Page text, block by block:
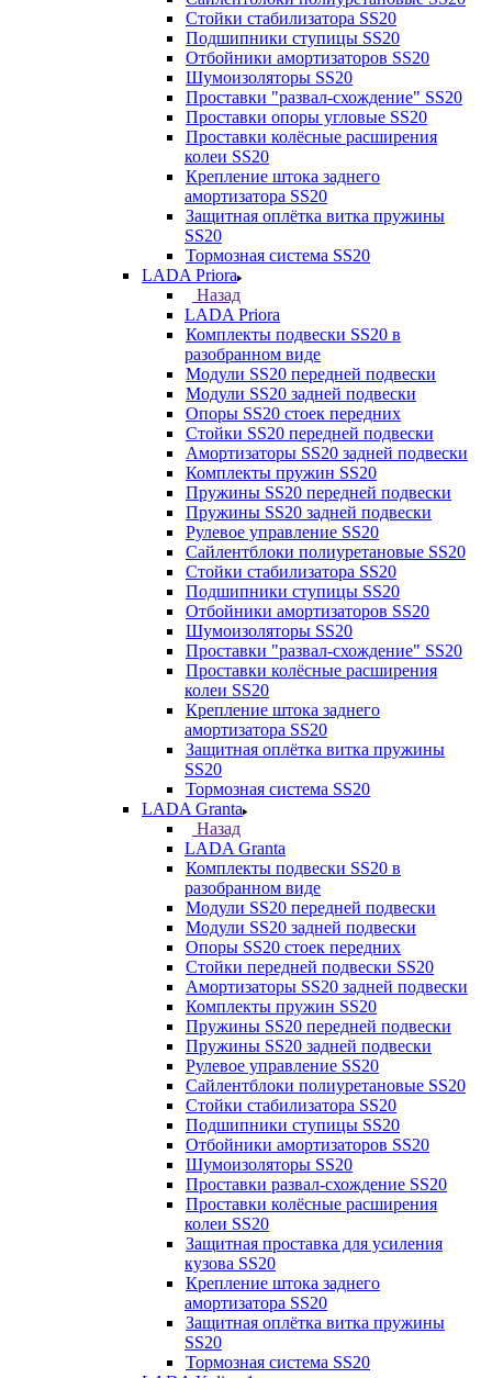
Стойки стабилизатора SS20
Подшипники ступицы SS20
Отбойники амортизаторов SS20
Шумоизоляторы SS20
Проставки "развал-схождение" SS20
Проставки опоры угловые SS20
Проставки колёсные расширения
колеи SS20
Крепление штока заднего
амортизатора SS20
Защитная оплётка витка пружины
SS20
Тормозная система SS20
LADA Priora
Назад
LADA Priora
Комплекты подвески SS20 в
разобранном виде
Модули SS20 передней подвески
Модули SS20 задней подвески
Опоры SS20 стоек передних
Стойки SS20 передней подвески
Амортизаторы SS20 задней подвески
Комплекты пружин SS20
Пружины SS20 передней подвески
Пружины SS20 задней подвески
Рулевое управление SS20
Сайлентблоки полиуретановые SS20
Стойки стабилизатора SS20
Подшипники ступицы SS20
Отбойники амортизаторов SS20
Шумоизоляторы SS20
Проставки "развал-схождение" SS20
Проставки колёсные расширения
колеи SS20
Крепление штока заднего
амортизатора SS20
Защитная оплётка витка пружины
SS20
Тормозная система SS20
LADA Granta
Назад
LADA Granta
Комплекты подвески SS20 в
разобранном виде
Модули SS20 передней подвески
Модули SS20 задней подвески
Опоры SS20 стоек передних
Стойки передней подвески SS20
Амортизаторы SS20 задней подвески
Комплекты пружин SS20
Пружины SS20 передней подвески
Пружины SS20 задней подвески
Рулевое управление SS20
Сайлентблоки полиуретановые SS20
Стойки стабилизатора SS20
Подшипники ступицы SS20
Отбойники амортизаторов SS20
Шумоизоляторы SS20
Проставки развал-схождение SS20
Проставки колёсные расширения
колеи SS20
Защитная проставка для усиления
кузова SS20
Крепление штока заднего
амортизатора SS20
Защитная оплётка витка пружины
SS20
Тормозная система SS20